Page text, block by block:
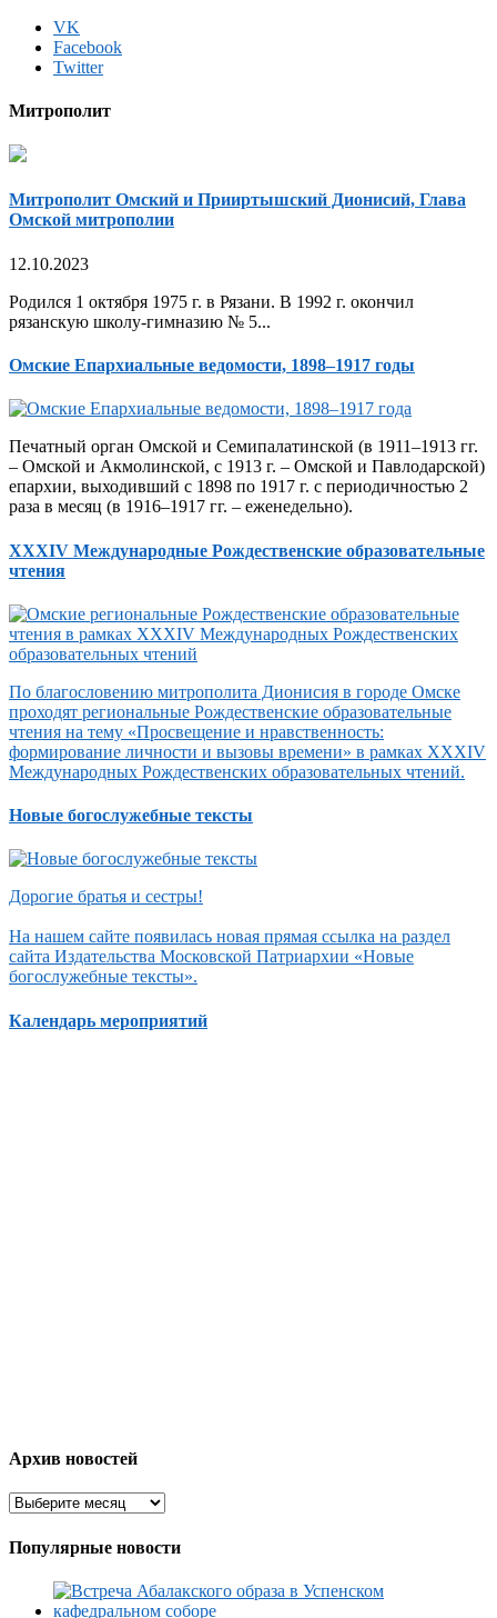
VK
Facebook
Twitter
Митрополит
Митрополит Омский и Прииртышский Дионисий, Глава
Омской митрополии
12.10.2023
Родился 1 октября 1975 г. в Рязани. В 1992 г. окончил
рязанскую школу-гимназию № 5...
Омские Епархиальные ведомости, 1898–1917 годы
Печатный орган Омской и Семипалатинской (в 1911–1913 гг.
– Омской и Акмолинской, с 1913 г. – Омской и Павлодарской)
епархии, выходивший с 1898 по 1917 г. с периодичностью 2
раза в месяц (в 1916–1917 гг. – еженедельно).
XXXIV Международные Рождественские образовательные
чтения
По благословению митрополита Дионисия в городе Омске
проходят региональные Рождественские образовательные
чтения на тему «Просвещение и нравственность:
формирование личности и вызовы времени» в рамках XXXIV
Международных Рождественских образовательных чтений.
Новые богослужебные тексты
Дорогие братья и сестры!
На нашем сайте появилась новая прямая ссылка на раздел
сайта Издательства Московской Патриархии «Новые
богослужебные тексты».
Календарь мероприятий
Архив новостей
Популярные новости